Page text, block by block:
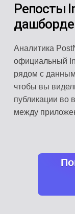
Репосты
дашборде
Аналитика
официальный
рядом с
чтобы вы
публикации во
между